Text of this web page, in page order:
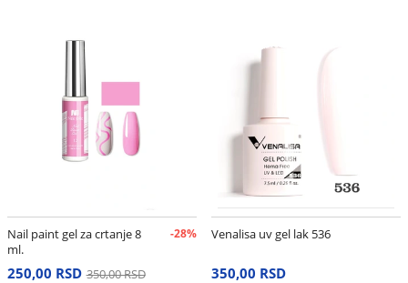
Nail paint gel za crtanje 8
ml.
-28%
250,00 RSD 350,00 RSD
Venalisa uv gel lak 536
350,00 RSD